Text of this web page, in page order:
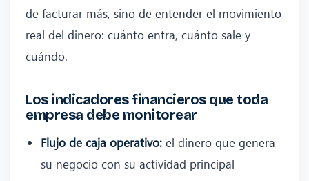
de facturar más, sino de entender el movimiento
real del dinero: cuánto entra, cuánto sale y
cuándo.
Los indicadores financieros que toda
empresa debe monitorear
Flujo de caja operativo: el dinero que genera
su negocio con su actividad principal